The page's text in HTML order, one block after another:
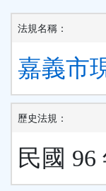
法規名稱：
嘉義市
歷史法規：
民國 96